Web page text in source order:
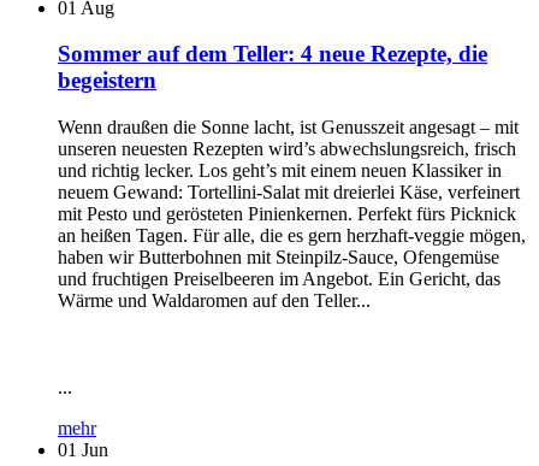
01 Aug
Sommer auf dem Teller: 4 neue Rezepte, die
begeistern
Wenn draußen die Sonne lacht, ist Genusszeit angesagt – mit
unseren neuesten Rezepten wird’s abwechslungsreich, frisch
und richtig lecker. Los geht’s mit einem neuen Klassiker in
neuem Gewand: Tortellini-Salat mit dreierlei Käse, verfeinert
mit Pesto und gerösteten Pinienkernen. Perfekt fürs Picknick
an heißen Tagen. Für alle, die es gern herzhaft-veggie mögen,
haben wir Butterbohnen mit Steinpilz-Sauce, Ofengemüse
und fruchtigen Preiselbeeren im Angebot. Ein Gericht, das
Wärme und Waldaromen auf den Teller...
...
mehr
01 Jun